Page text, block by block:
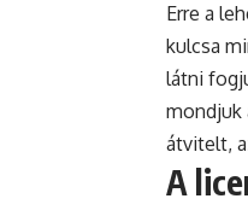
Erre a
kulcsa
látni
mondjuk
átvitelt,
A